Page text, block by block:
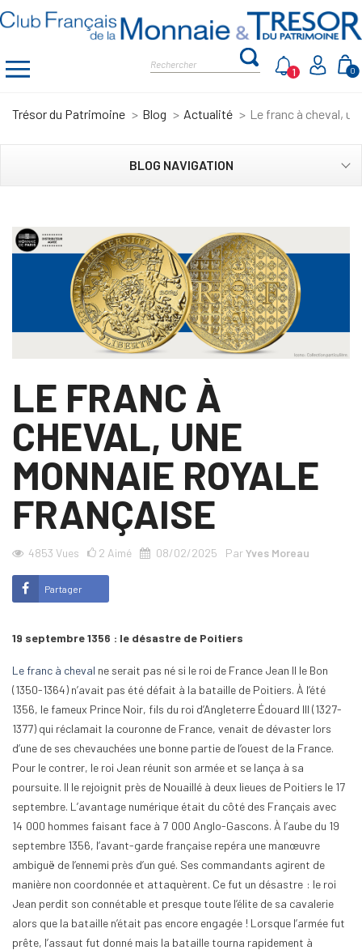
0
1
Trésor du Patrimoine Blog Actualité Le franc à cheval,
BLOG NAVIGATION
LE FRANC À
CHEVAL, UNE
MONNAIE ROYALE
FRANÇAISE
4853 Vues 2 Aimé 08/02/2025 ParYves Moreau
Partager
19 septembre 1356 : le désastre de Poitiers
Le franc à cheval ne serait pas né si le roi de France Jean II le Bon
(1350-1364) n’avait pas été défait à la bataille de Poitiers. À l’été
1356, le fameux Prince Noir, fils du roi d’Angleterre Édouard III (1327-
1377) qui réclamait la couronne de France, venait de dévaster lors
d’une de ses chevauchées une bonne partie de l’ouest de la France.
Pour le contrer, le roi Jean réunit son armée et se lança à sa
poursuite. Il le rejoignit près de Nouaillé à deux lieues de Poitiers le 17
septembre. L’avantage numérique était du côté des Français avec
14 000 hommes faisant face à 7 000 Anglo-Gascons. À l’aube du 19
septembre 1356, l’avant-garde française repéra une manœuvre
ambiguë de l’ennemi près d’un gué. Ses commandants agirent de
manière non coordonnée et attaquèrent. Ce fut un désastre : le roi
Jean perdit son connétable et presque toute l’élite de sa cavalerie
alors que la bataille n’était pas encore engagée ! Lorsque l’armée fut
prête, l’assaut fut donné mais la bataille tourna rapidement à